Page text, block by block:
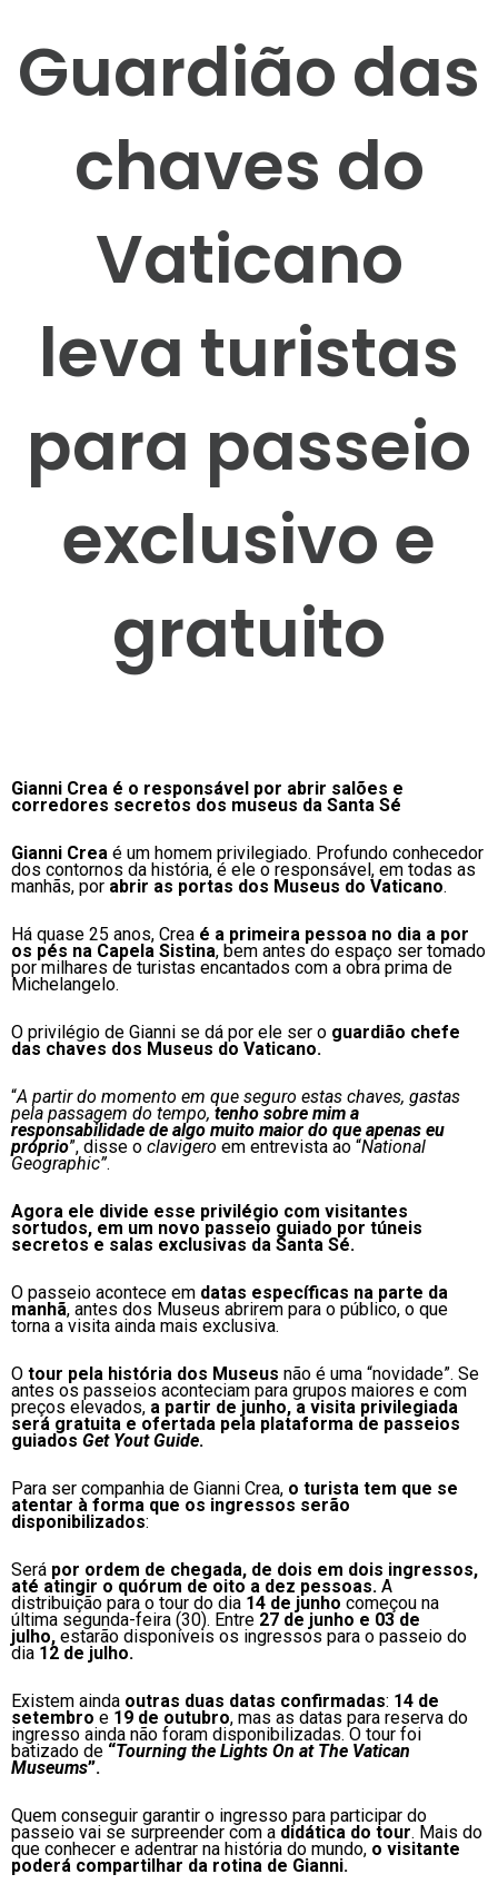
Guardião das
chaves do
Vaticano
leva turistas
para passeio
exclusivo e
gratuito
Gianni Crea é o responsável por abrir salões e
corredores secretos dos museus da Santa Sé
Gianni Crea é um homem privilegiado. Profundo conhecedor
dos contornos da história, é ele o responsável, em todas as
manhãs, por abrir as portas dos Museus do Vaticano.
Há quase 25 anos, Crea é a primeira pessoa no dia a por
os pés na Capela Sistina, bem antes do espaço ser tomado
por milhares de turistas encantados com a obra prima de
Michelangelo.
O privilégio de Gianni se dá por ele ser o guardião chefe
das chaves dos Museus do Vaticano.
“A partir do momento em que seguro estas chaves, gastas
pela passagem do tempo, tenho sobre mim a
responsabilidade de algo muito maior do que apenas eu
próprio”, disse o clavigero em entrevista ao “National
Geographic”.
Agora ele divide esse privilégio com visitantes
sortudos, em um novo passeio guiado por túneis
secretos e salas exclusivas da Santa Sé.
O passeio acontece em datas específicas na parte da
manhã, antes dos Museus abrirem para o público, o que
torna a visita ainda mais exclusiva.
O tour pela história dos Museus não é uma “novidade”. Se
antes os passeios aconteciam para grupos maiores e com
preços elevados, a partir de junho, a visita privilegiada
será gratuita e ofertada pela plataforma de passeios
guiados Get Yout Guide.
Para ser companhia de Gianni Crea, o turista tem que se
atentar à forma que os ingressos serão
disponibilizados:
Será por ordem de chegada, de dois em dois ingressos,
até atingir o quórum de oito a dez pessoas. A
distribuição para o tour do dia 14 de junho começou na
última segunda-feira (30). Entre 27 de junho e 03 de
julho, estarão disponíveis os ingressos para o passeio do
dia 12 de julho.
Existem ainda outras duas datas confirmadas: 14 de
setembro e 19 de outubro, mas as datas para reserva do
ingresso ainda não foram disponibilizadas. O tour foi
batizado de “Tourning the Lights On at The Vatican
Museums”.
Quem conseguir garantir o ingresso para participar do
passeio vai se surpreender com a didática do tour. Mais do
que conhecer e adentrar na história do mundo, o visitante
poderá compartilhar da rotina de Gianni.